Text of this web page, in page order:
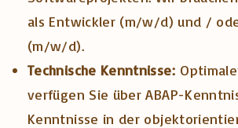
als Entwickler (m/w/d) und /
(m/w/d).
Technische Kenntnisse:
verfügen Sie über ABAP-
Kenntnisse in der